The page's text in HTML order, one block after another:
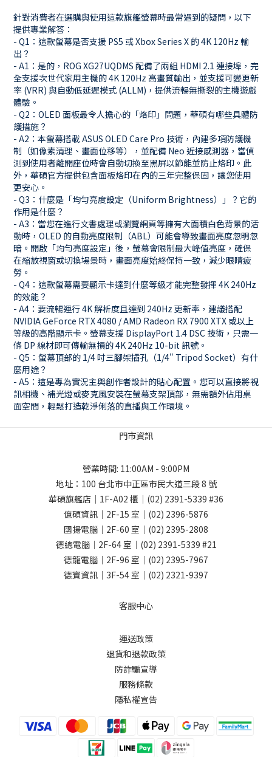
針對消費者在選購與使用這款旗艦螢幕時最常遇到的疑問，以下
提供專業解答：
- Q1：這款螢幕是否支援 PS5 或 Xbox Series X 的 4K 120Hz 輸
出？
- A1：是的，ROG XG27UQDMS 配備了兩組 HDMI 2.1 連接埠，完
全支援次世代家用主機的 4K 120Hz 高畫質輸出，並支援可變更新
率 (VRR) 與自動低延遲模式 (ALLM)，提供流暢無撕裂的主機遊戲
體驗。
- Q2：OLED 面板最令人擔心的「烙印」問題，華碩有哪些具體防
護措施？
- A2：本螢幕搭載 ASUS OLED Care Pro 技術，內建多項防護機
制（如像素清理、畫面位移等），並配備 Neo 近接感測器，當偵
測到使用者離開座位時會自動切換至黑屏以節能並防止烙印。此
外，華碩官方提供包含面板烙印在內的三年完整保固，讓您使用
更安心。
- Q3：什麼是「均勻亮度設定（Uniform Brightness）」？它的
作用是什麼？
- A3：當您在進行文書處理或瀏覽網頁等擁有大面積白色背景的活
動時，OLED 的自動亮度限制（ABL）可能會導致畫面亮度忽明忽
暗。開啟「均勻亮度設定」後，螢幕會限制最大峰值亮度，確保
在縮放視窗或切換場景時，畫面亮度始終保持一致，減少眼睛疲
勞。
- Q4：這款螢幕需要顯示卡達到什麼等級才能完整發揮 4K 240Hz
的效能？
- A4：要流暢運行 4K 解析度且達到 240Hz 更新率，建議搭配
NVIDIA GeForce RTX 4080 / AMD Radeon RX 7900 XTX 或以上
等級的高階顯示卡。螢幕支援 DisplayPort 1.4 DSC 技術，只需一
條 DP 線材即可傳輸無損的 4K 240Hz 10-bit 訊號。
- Q5：螢幕頂部的 1/4 吋三腳架插孔（1/4" Tripod Socket）有什
麼用途？
- A5：這是專為實況主與創作者設計的貼心配置。您可以直接將視
訊相機、補光燈或麥克風安裝在螢幕支架頂部，無需額外佔用桌
面空間，輕鬆打造乾淨俐落的直播與工作環境。
門市資訊
營業時間: 11:00AM - 9:00PM
地址： 100 台北市中正區市民大道三段 8 號
華碩旗艦店｜1F-A02 櫃｜ (02) 2391-5339 #36
億碩資訊｜2F-15 室｜ (02) 2396-5876
國揚電腦｜2F-60 室｜ (02) 2395-2808
德總電腦｜2F-64 室｜ (02) 2391-5339 #21
德龍電腦｜2F-96 室｜ (02) 2395-7967
德寶資訊｜3F-54 室｜ (02) 2321-9397
客服中心
運送政策
退貨和退款政策
防詐騙宣導
服務條款
隱私權宣告